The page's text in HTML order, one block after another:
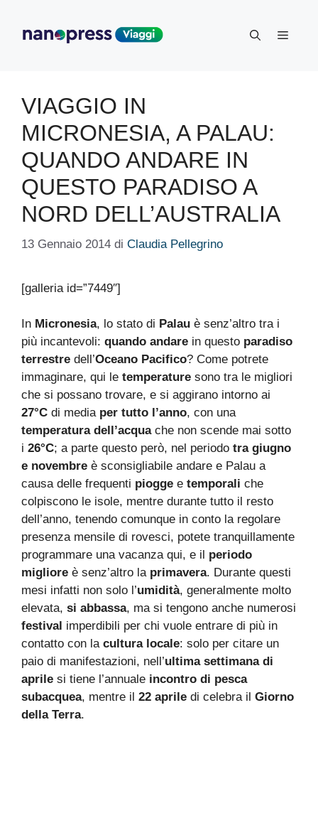
contenuto
Menu
VIAGGIO IN
MICRONESIA, A PALAU:
QUANDO ANDARE IN
QUESTO PARADISO A
NORD DELL’AUSTRALIA
13 Gennaio 2014 di Claudia Pellegrino
[galleria id=”7449″]
In Micronesia, lo stato di Palau è senz’altro tra i
più incantevoli: quando andare in questo paradiso
terrestre dell’Oceano Pacifico? Come potrete
immaginare, qui le temperature sono tra le migliori
che si possano trovare, e si aggirano intorno ai
27°C di media per tutto l’anno, con una
temperatura dell’acquache non scende mai sotto
i 26°C; a parte questo però, nel periodo tra giugno
e novembre è sconsigliabile andare e Palau a
causa delle frequenti piogge e temporali che
colpiscono le isole, mentre durante tutto il resto
dell’anno, tenendo comunque in conto la regolare
presenza mensile di rovesci, potete tranquillamente
programmare una vacanza qui, e il periodo
migliore è senz’altro la primavera. Durante questi
mesi infatti non solo l’umidità, generalmente molto
elevata, si abbassa, ma si tengono anche numerosi
festival imperdibili per chi vuole entrare di più in
contatto con la cultura locale: solo per citare un
paio di manifestazioni, nell’ultima settimana di
aprile si tiene l’annuale incontro di pesca
subacquea, mentre il 22 aprile di celebra il Giorno
della Terra.